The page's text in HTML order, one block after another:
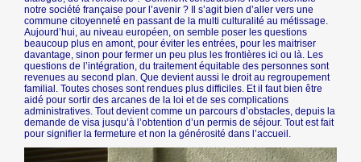
notre société française pour l’avenir ? Il s’agit bien d’aller vers une
commune citoyenneté en passant de la multi culturalité au métissage.
Aujourd’hui, au niveau européen, on semble poser les questions
beaucoup plus en amont, pour éviter les entrées, pour les maitriser
davantage, sinon pour fermer un peu plus les frontières ici ou là. Les
questions de l’intégration, du traitement équitable des personnes sont
revenues au second plan. Que devient aussi le droit au regroupement
familial. Toutes choses sont rendues plus difficiles. Et il faut bien être
aidé pour sortir des arcanes de la loi et de ses complications
administratives. Tout devient comme un parcours d’obstacles, depuis la
demande de visa jusqu’à l’obtention d’un permis de séjour. Tout est fait
pour signifier la fermeture et non la générosité dans l’accueil.